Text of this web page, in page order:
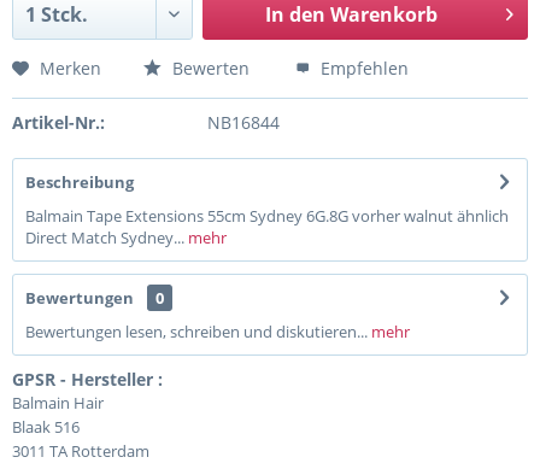
In den Warenkorb
Merken Bewerten Empfehlen
Artikel-Nr.: NB16844
Beschreibung
Balmain Tape Extensions 55cm Sydney 6G.8G vorher walnut ähnlich
Direct Match Sydney... mehr
Bewertungen
0
Bewertungen lesen, schreiben und diskutieren... mehr
GPSR - Hersteller :
Balmain Hair
Blaak 516
3011 TA Rotterdam